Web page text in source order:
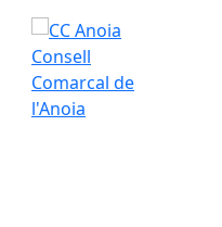
Consell
Comarcal de
l'Anoia